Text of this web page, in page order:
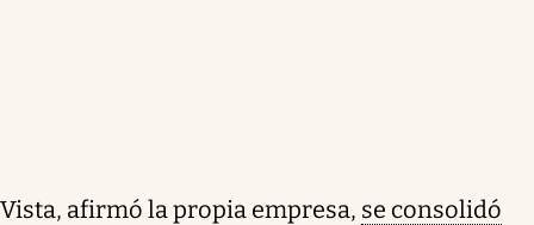
Vista, afirmó la propia empresa, se consolidó